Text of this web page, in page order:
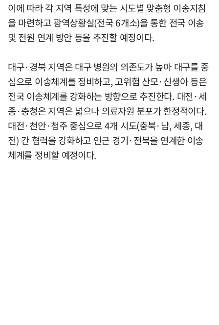
이에 따라 각 지역 특성에 맞는 시도별 맞춤형 이송지침
을 마련하고 광역상황실(전국 6개소)을 통한 전국 이송
및 전원 연계 방안 등을 추진할 예정이다.
대구·경북 지역은 대구 병원의 의존도가 높아 대구를 중
심으로 이송체계를 정비하고, 고위험 산모·신생아 등은
전국 이송체계를 강화하는 방향으로 추진한다. 대전·세
종·충청은 지역은 넓으나 의료자원 분포가 한정적이다.
대전·천안·청주 중심으로 4개 시도(충북·남, 세종, 대
전) 간 협력을 강화하고 인근 경기·전북을 연계한 이송
체계를 정비할 예정이다.